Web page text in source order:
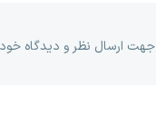
جهت ارسال نظر و دیدگاه